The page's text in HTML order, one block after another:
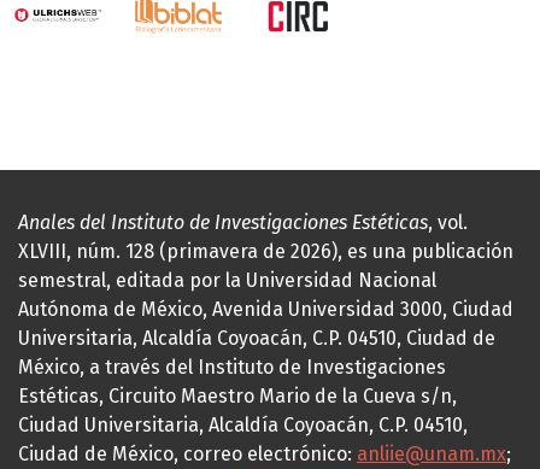
Anales del Instituto de Investigaciones Estéticas, vol.
XLVIII, núm. 128 (primavera de 2026), es una publicación
semestral, editada por la Universidad Nacional
Autónoma de México, Avenida Universidad 3000, Ciudad
Universitaria, Alcaldía Coyoacán, C.P. 04510, Ciudad de
México, a través del Instituto de Investigaciones
Estéticas, Circuito Maestro Mario de la Cueva s/n,
Ciudad Universitaria, Alcaldía Coyoacán, C.P. 04510,
Ciudad de México, correo electrónico: anliie@unam.mx;